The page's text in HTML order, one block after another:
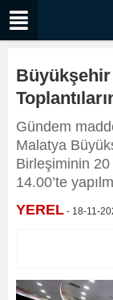
Büyükşehir
Gündem
Malatya
Birleşiminin
14.00’te
YEREL - 18-11-